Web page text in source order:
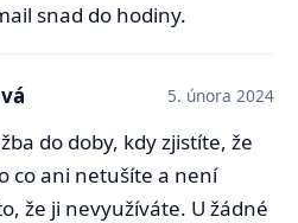
snad do hodiny.
5. února 2024
do doby, kdy zjistíte, že
co ani netušíte a není
že ji nevyužíváte. U žádné